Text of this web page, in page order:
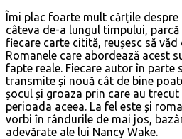
Îmi plac foarte mult cărțile despre
câteva de-a lungul timpului,
fiecare carte citită, reușesc să
Romanele care abordează acest
fapte reale. Fiecare autor în parte
transmite și nouă cât de bine
șocul și groaza prin care au
perioada aceea. La fel este și
vorbi în rândurile de mai jos,
adevărate ale lui Nancy Wake.